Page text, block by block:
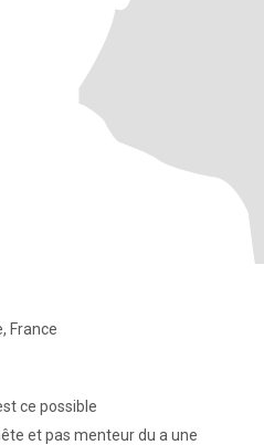
France
ce possible
et pas menteur du a une